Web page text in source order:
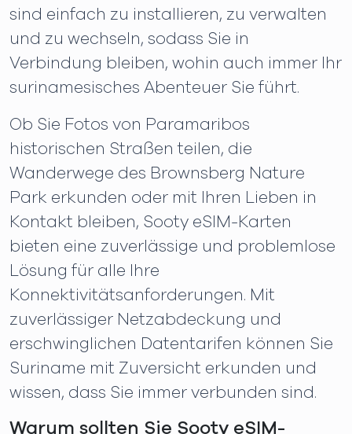
sind einfach zu installieren, zu verwalten
und zu wechseln, sodass Sie in
Verbindung bleiben, wohin auch immer Ihr
surinamesisches Abenteuer Sie führt.
Ob Sie Fotos von Paramaribos
historischen Straßen teilen, die
Wanderwege des Brownsberg Nature
Park erkunden oder mit Ihren Lieben in
Kontakt bleiben, Sooty eSIM-Karten
bieten eine zuverlässige und problemlose
Lösung für alle Ihre
Konnektivitätsanforderungen. Mit
zuverlässiger Netzabdeckung und
erschwinglichen Datentarifen können Sie
Suriname mit Zuversicht erkunden und
wissen, dass Sie immer verbunden sind.
Warum sollten Sie Sooty eSIM-